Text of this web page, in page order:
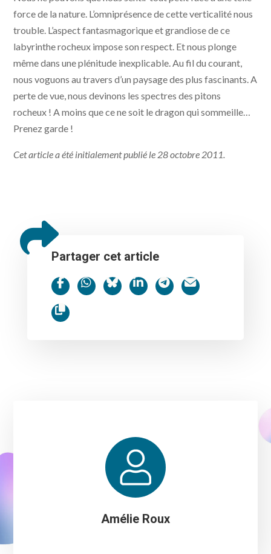
force de la nature. L’omniprésence de cette verticalité nous
trouble. L’aspect fantasmagorique et grandiose de ce
labyrinthe rocheux impose son respect. Et nous plonge
même dans une plénitude inexplicable. Au fil du courant,
nous voguons au travers d’un paysage des plus fascinants. A
perte de vue, nous devinons les spectres des pitons
rocheux ! A moins que ce ne soit le dragon qui sommeille…
Prenez garde !
Cet article a été initialement publié le 28 octobre 2011.
Partager cet article
Amélie Roux